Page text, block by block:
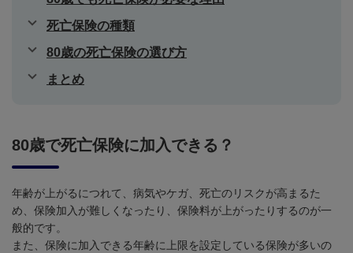
死亡保険の種類
80歳の死亡保険の選び方
まとめ
80歳で死亡保険に加入できる？
年齢が上がるにつれて、病気やケガ、死亡のリスクが高まるた
め、保険加入が難しくなったり、保険料が上がったりするのが一
般的です。
また、保険に加入できる年齢に上限を設定している保険が多いの